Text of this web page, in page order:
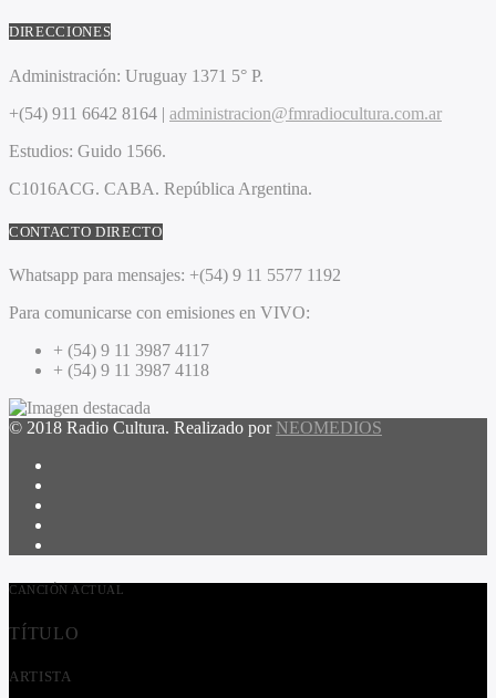
DIRECCIONES
Administración: Uruguay 1371 5° P.
+(54) 911 6642 8164 | administracion@fmradiocultura.com.ar
Estudios: Guido 1566.
C1016ACG. CABA. República Argentina.
CONTACTO DIRECTO
Whatsapp para mensajes: +(54) 9 11 5577 1192
Para comunicarse con emisiones en VIVO:
+ (54) 9 11 3987 4117
+ (54) 9 11 3987 4118
© 2018 Radio Cultura. Realizado por NEOMEDIOS
CANCIÓN ACTUAL
TÍTULO
ARTISTA